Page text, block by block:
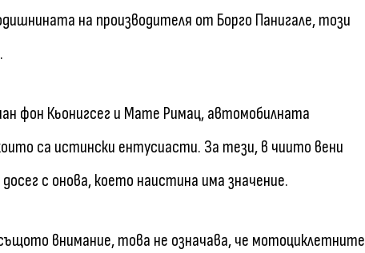
на производителя от Борго Панигале, този
фон Кьонигсег и Мате Римац, автомобилната
са истински ентусиасти. За тези, в чиито вени
с онова, което наистина има значение.
внимание, това не означава, че мотоциклетните